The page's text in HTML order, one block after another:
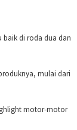
baik di roda dua dan
mulai dari
motor-motor